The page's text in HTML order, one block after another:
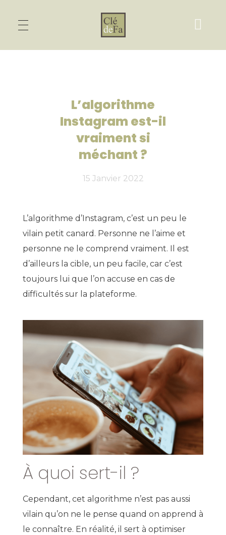
L’algorithme
Instagram est-il
vraiment si
méchant ?
15 Janvier 2022
L’algorithme d’Instagram, c’est un peu le
vilain petit canard. Personne ne l’aime et
personne ne le comprend vraiment. Il est
d’ailleurs la cible, un peu facile, car c’est
toujours lui que l’on accuse en cas de
difficultés sur la plateforme.
À quoi sert-il ?
Cependant, cet algorithme n’est pas aussi
vilain qu’on ne le pense quand on apprend à
le connaître. En réalité, il sert à optimiser